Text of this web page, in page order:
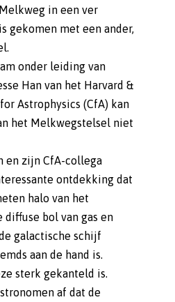
in een ver
gekomen met een ander,
onder leiding van
Han van het Harvard &
Astrophysics (CfA) kan
het Melkwegstelsel niet
en zijn CfA-collega
ontdekking dat
halo van het
bol van gas en
galactische schijf
aan de hand is.
sterk gekanteld is.
af dat de